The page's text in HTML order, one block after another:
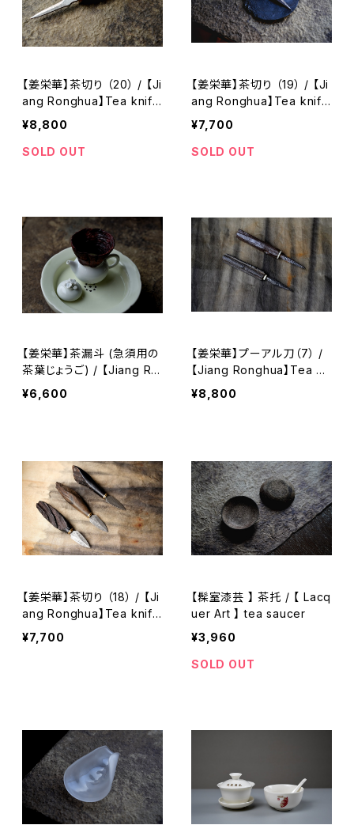
【姜栄華】茶切り （20） / 【Ji
ang Ronghua】Tea knife
（20）
¥8,800
SOLD OUT
【姜栄華】茶切り （19） / 【Ji
ang Ronghua】Tea knife
（19）
¥7,700
SOLD OUT
【姜栄華】茶漏斗 (急須用の
茶葉じょうご) / 【Jiang Ro
nghua】Tea Funnel
¥6,600
【姜栄華】プーアル刀（7） /
【Jiang Ronghua】Tea kn
ife 7
¥8,800
【姜栄華】茶切り （18） / 【Ji
ang Ronghua】Tea knife
（18）
¥7,700
【髹室漆芸 】 茶托 / 【 Lacq
uer Art 】 tea saucer
¥3,960
SOLD OUT